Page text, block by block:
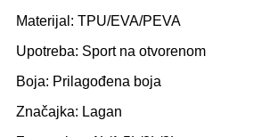
Materijal: TPU/EVA/PEVA
Upotreba: Sport na otvorenom
Boja: Prilagođena boja
Značajka: Lagan